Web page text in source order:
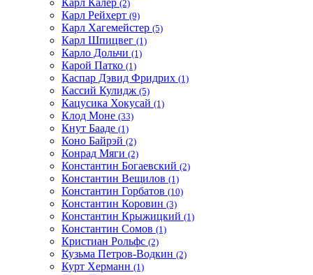
(2)
Карл Рейхерт (9)
Карл Хагемейстер (5)
Карл Шпицвег (1)
Карло Дольчи (1)
Карой Патко (1)
Каспар Дэвид Фридрих (1)
Кассий Кулидж (5)
Кацусика Хокусай (1)
Клод Моне (33)
Кнут Бааде (1)
Коно Байрэй (2)
Конрад Мяги (2)
Константин Богаевский (2)
Константин Вещилов (1)
Константин Горбатов (10)
Константин Коровин (3)
Константин Крыжицкий (1)
Константин Сомов (1)
Кристиан Рольфс (2)
Кузьма Петров-Водкин (2)
Курт Херманн (1)